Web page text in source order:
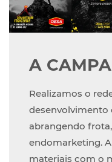
A
Realizamos o
desenvolvimento
abrangendo
endomarketing.
materiais com o